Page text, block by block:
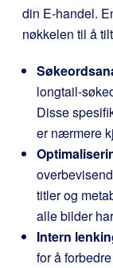
din E-handel.
nøkkelen til å
longtail-
Disse
er nærmere
titler og
alle bilder
Intern
for å